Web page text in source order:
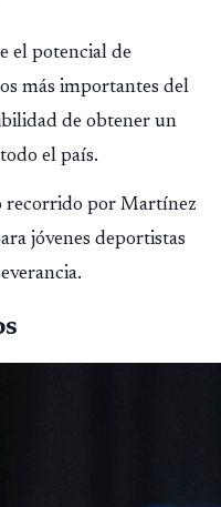
el potencial de
más importantes del
de obtener un
el país.
recorrido por Martínez
jóvenes deportistas